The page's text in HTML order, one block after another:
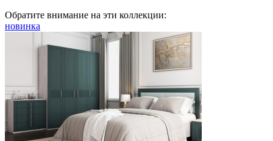
Обратите внимание на эти коллекции:
новинка